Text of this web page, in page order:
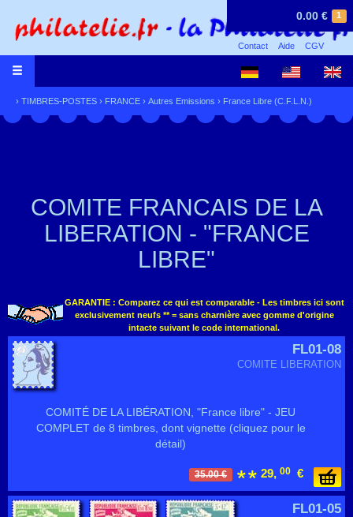
1
0.00 €
Contact Aide CGV
› TIMBRES-POSTES › FRANCE › Autres Emissions › France Libre (C.F.L.N.)
COMITE FRANCAIS DE LA
LIBERATION - "FRANCE
LIBRE"
GARANTIE : Comparez ce qui est comparable - Les timbres ici sont
exclusivement neufs ** = sans charnière avec gomme d'origine
intacte suivant le code international.
FL01-08
COMITE LIBERATION
COMITÉ DE LA LIBÉRATION, "France libre" - JEU
COMPLET de 8 timbres, dont vignette (cliquez pour le
détail)
35.00 € 29, 00 €
FL01-05